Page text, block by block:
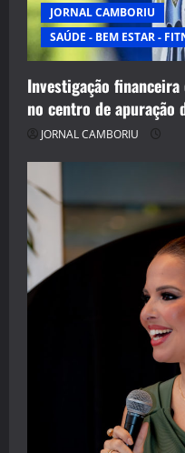
JORNAL CAMBORIU
SAÚDE - BEM ESTAR -
Investigação
no centro de apuração
JORNAL CAMBORIU